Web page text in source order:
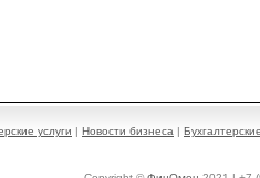
услуги | Новости бизнеса |